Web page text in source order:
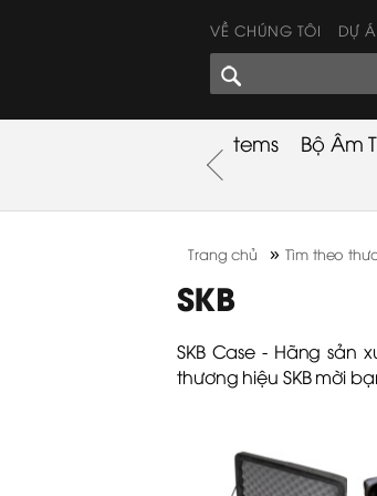
VỀ CHÚNG TÔI DỰ
GÓC CHIA SẺ
Used Items Bộ Âm
Trang chủ »Tìm theo
SKB
SKB Case - Hãng
thương hiệu SKB mời